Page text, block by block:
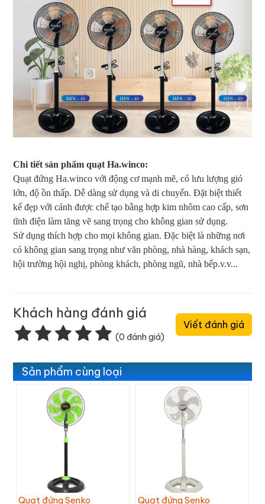
Chi tiết sản phẩm quạt Ha.winco:
Quạt đứng Ha.winco với động cơ mạnh mẽ, có lưu lượng gió
lớn, độ ồn thấp. Dễ dàng sử dụng và di chuyển. Đặt biệt thiết
kế đẹp với cánh được chế tạo bằng hợp kim nhôm cao cấp, sơn
tĩnh điện làm tăng vẽ sang trọng cho không gian sử dụng.
Sử dụng thích hợp cho mọi không gian. Đặc biệt là những nơi
có không gian sang trọng như văn phòng, nhà hàng, khách sạn,
hội trường hội nghị, phòng khách, phòng ngũ, nhà bếp.v.v...
Khách hàng đánh giá
(0 đánh giá)
Viết đánh giá
Sản phẩm cùng loại
Quạt đứng Senko Quạt đứng Senko